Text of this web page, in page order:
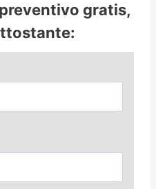
gratis,